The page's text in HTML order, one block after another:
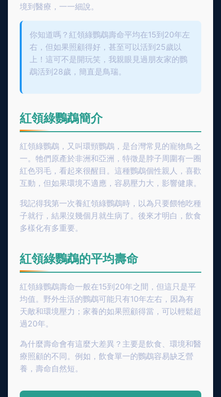
境到醫療，一一細說。
你知道嗎？紅領綠鸚鵡壽命平均在15到20年左
右，但如果照顧得好，甚至可以活到25歲以
上！這可不是開玩笑，我親眼見過朋友家的鸚
鵡活到28歲，簡直是鳥瑞。
紅領綠鸚鵡簡介
紅領綠鸚鵡，又叫環頸鸚鵡，是台灣常見的寵物鳥之
一。牠們原產於非洲和亞洲，特徵是脖子周圍有一圈
紅色羽毛，看起來很醒目。這種鸚鵡個性親人，喜歡
互動，但如果環境不適應，容易壓力大，影響健康。
我記得我第一次養紅領綠鸚鵡時，以為只要餵牠吃種
子就行，結果沒幾個月就生病了。後來才明白，飲食
多樣化有多重要。
紅領綠鸚鵡的平均壽命
紅領綠鸚鵡壽命一般在15到20年之間，但這只是平
均值。野外生活的鸚鵡可能只有10年左右，因為有
天敵和環境壓力；家養的如果照顧得當，可以輕鬆超
過20年。
為什麼壽命會有這麼大差異？主要是飲食、環境和醫
療照顧的不同。例如，飲食單一的鸚鵡容易缺乏營
養，壽命自然短。